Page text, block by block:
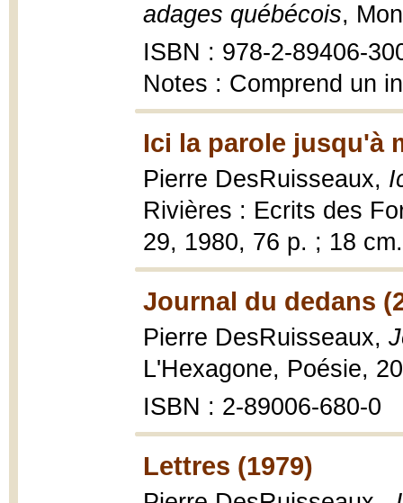
adages québécois,
ISBN : 978-2-89406-
Notes : Comprend un
Ici la parole jusqu'à
Pierre DesRuisseaux,
Rivières : Ecrits des
29, 1980, 76 p. ; 18 cm.
Journal du dedans
Pierre DesRuisseaux,
L'Hexagone, Poésie,
ISBN : 2-89006-680-0
Lettres (1979)